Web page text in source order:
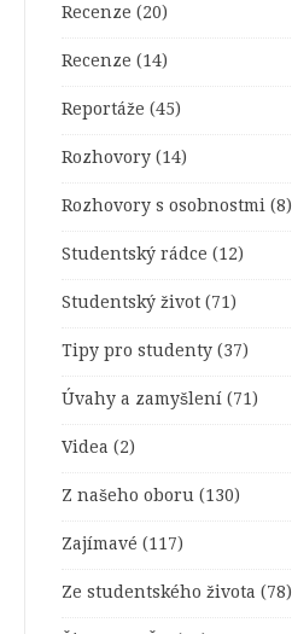
Recenze (20)
Recenze (14)
Reportáže (45)
Rozhovory (14)
Rozhovory s osobnostmi (8)
Studentský rádce (12)
Studentský život (71)
Tipy pro studenty (37)
Úvahy a zamyšlení (71)
Videa (2)
Z našeho oboru (130)
Zajímavé (117)
Ze studentského života (78)